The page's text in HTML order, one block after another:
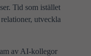
Tid som istället
utveckla
av AI-kollegor